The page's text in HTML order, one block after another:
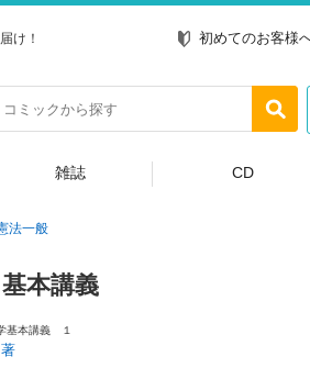
け！ 初めてのお客様
雑誌 CD
法一般
本講義
基本講義 １